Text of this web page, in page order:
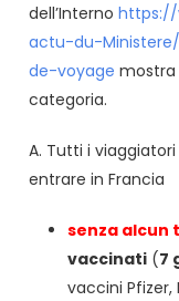
dell’Interno https://
actu-du-
de-voyage mostra
categoria.
A. Tutti i
entrare in Francia
senza alcun
vaccinati (7
vaccini